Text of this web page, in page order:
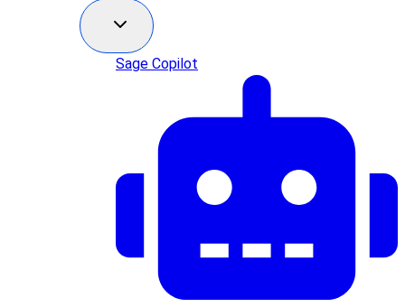
Sage Copilot